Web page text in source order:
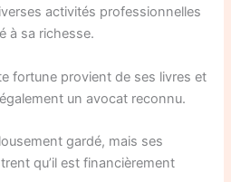
activités professionnelles
à sa richesse.
fortune provient de ses livres et
un avocat reconnu.
gardé, mais ses
qu’il est financièrement